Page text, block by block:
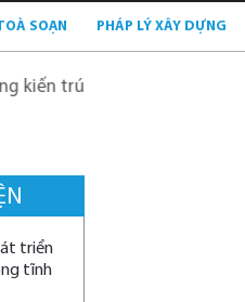
SOẠN PHÁP LÝ XÂY DỰNG
ứng phó biến đổi khí hậu
triển
tĩnh